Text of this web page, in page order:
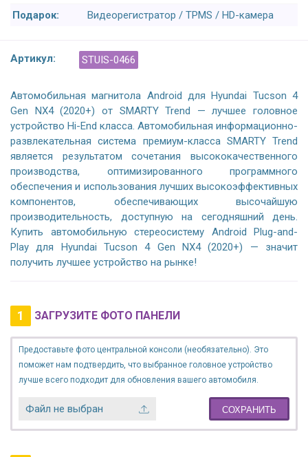
Подарок:
Видеорегистратор / TPMS / HD-камера
Артикул: STUIS-0466
Автомобильная магнитола Android для Hyundai Tucson 4
Gen NX4 (2020+) от SMARTY Trend — лучшее головное
устройство Hi-End класса. Автомобильная информационно-
развлекательная система премиум-класса SMARTY Trend
является результатом сочетания высококачественного
производства, оптимизированного программного
обеспечения и использования лучших высокоэффективных
компонентов, обеспечивающих высочайшую
производительность, доступную на сегодняшний день.
Купить автомобильную стереосистему Android Plug-and-
Play для Hyundai Tucson 4 Gen NX4 (2020+) — значит
получить лучшее устройство на рынке!
1 ЗАГРУЗИТЕ ФОТО ПАНЕЛИ
Предоставьте фото центральной консоли (необязательно). Это
поможет нам подтвердить, что выбранное головное устройство
лучше всего подходит для обновления вашего автомобиля.
Файл не выбран СОХРАНИТЬ